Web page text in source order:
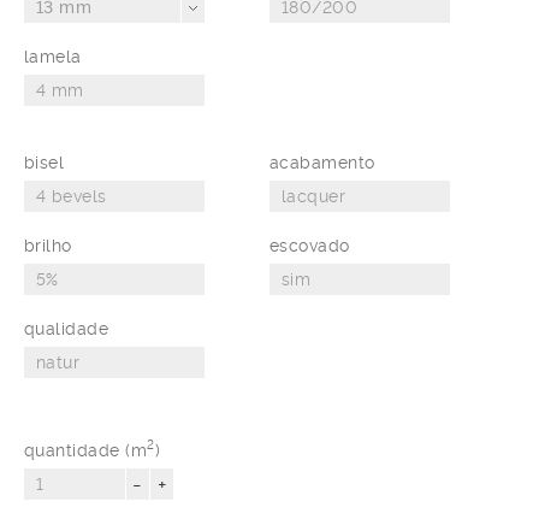
13 mm
lamela
bisel acabamento
brilho escovado
qualidade
quantidade (m2)
- +